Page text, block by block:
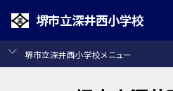
堺市立深井西小学校
堺市立深井西小学校メニュー